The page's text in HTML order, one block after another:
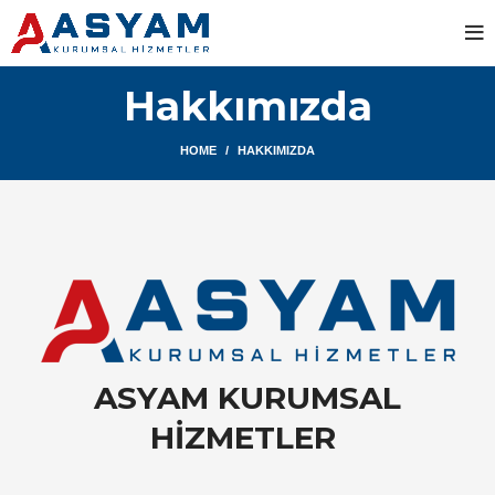
Hakkımızda
HOME HAKKIMIZDA
ASYAM KURUMSAL
HİZMETLER